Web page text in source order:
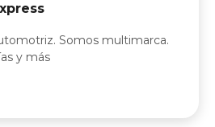
Somos multimarca.
y más